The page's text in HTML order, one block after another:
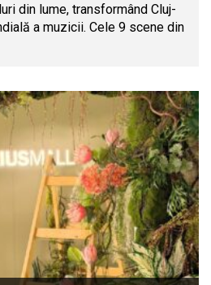
din lume, transformând Cluj-
a muzicii. Cele 9 scene din